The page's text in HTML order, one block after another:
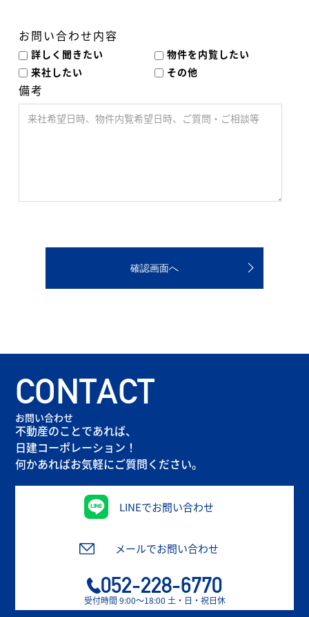
お問い合わせ内容
詳しく聞きたい
物件を内覧したい
来社したい
その他
備考
CONTACT
お問い合わせ
不動産のことであれば、
日建コーポレーション！
何かあればお気軽にご質問ください。
LINEでお問い合わせ
メールでお問い合わせ
052-228-6770
受付時間 9:00〜18:00 土・日・祝日休